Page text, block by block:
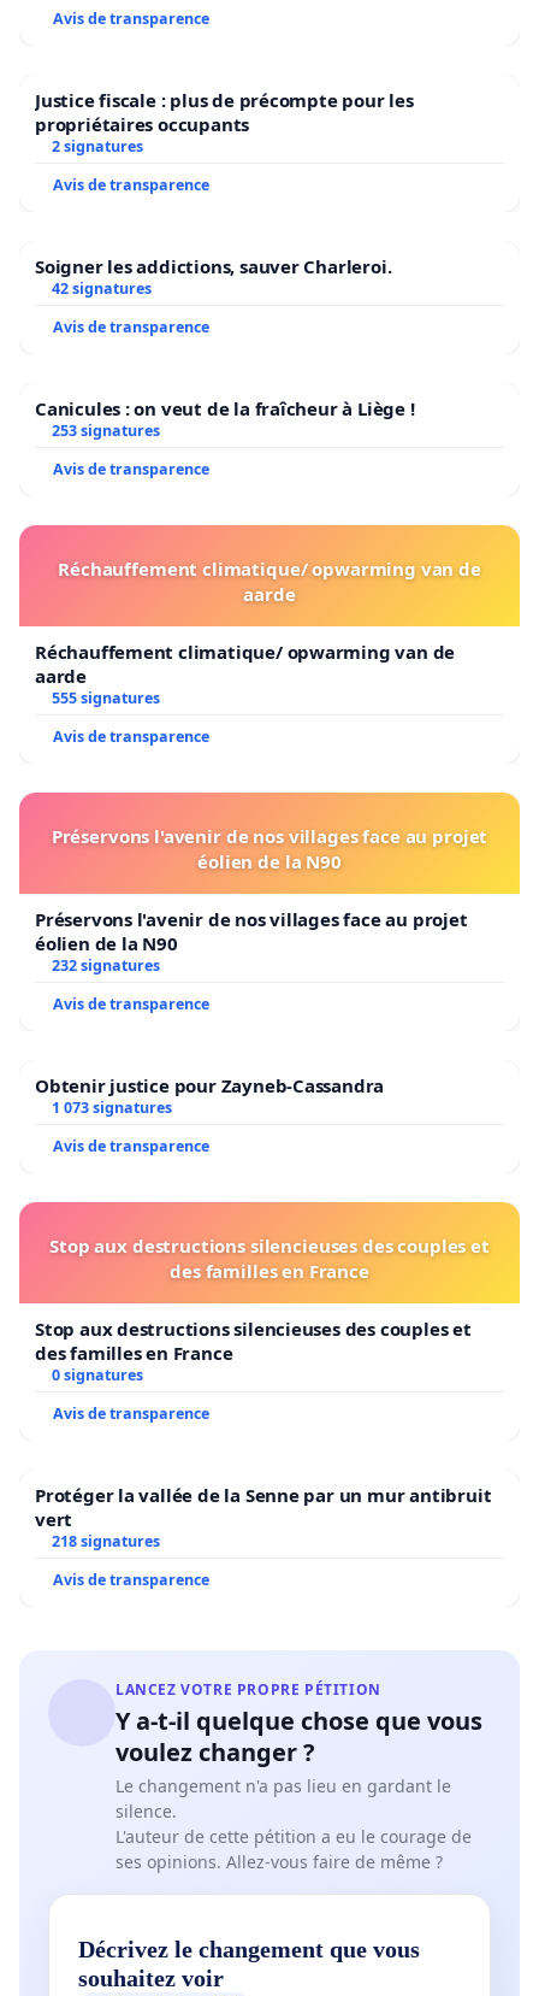
Avis de transparence
Justice fiscale : plus de précompte pour les
propriétaires occupants
2 signatures
Avis de transparence
Soigner les addictions, sauver Charleroi.
42 signatures
Avis de transparence
Canicules : on veut de la fraîcheur à Liège !
253 signatures
Avis de transparence
Réchauffement climatique/ opwarming van de
aarde
Réchauffement climatique/ opwarming van de
aarde
555 signatures
Avis de transparence
Préservons l'avenir de nos villages face au projet
éolien de la N90
Préservons l'avenir de nos villages face au projet
éolien de la N90
232 signatures
Avis de transparence
Obtenir justice pour Zayneb-Cassandra
1 073 signatures
Avis de transparence
Stop aux destructions silencieuses des couples et
des familles en France
Stop aux destructions silencieuses des couples et
des familles en France
0 signatures
Avis de transparence
Protéger la vallée de la Senne par un mur antibruit
vert
218 signatures
Avis de transparence
LANCEZ VOTRE PROPRE PÉTITION
Y a-t-il quelque chose que vous
voulez changer ?
Le changement n'a pas lieu en gardant le
silence.
L'auteur de cette pétition a eu le courage de
ses opinions. Allez-vous faire de même ?
Décrivez le changement que vous
souhaitez voir